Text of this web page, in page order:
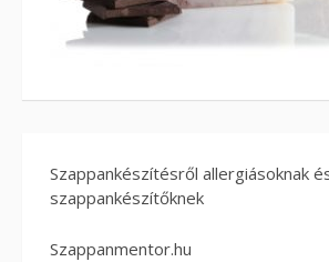
Szappankészítésről allergiásoknak
szappankészítőknek
Szappanmentor.hu